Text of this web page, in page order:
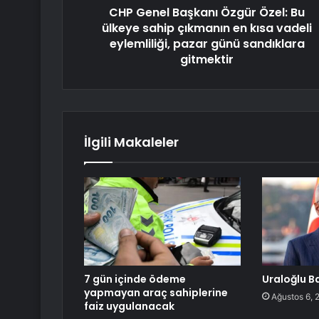
CHP Genel Başkanı Özgür Özel: Bu
ülkeye sahip çıkmanın en kısa vadeli
eylemliliği, pazar günü sandıklara
gitmektir
İlgili Makaleler
7 gün içinde ödeme
yapmayan araç sahiplerine
faiz uygulanacak
Uraloğlu
Ağustos 6,